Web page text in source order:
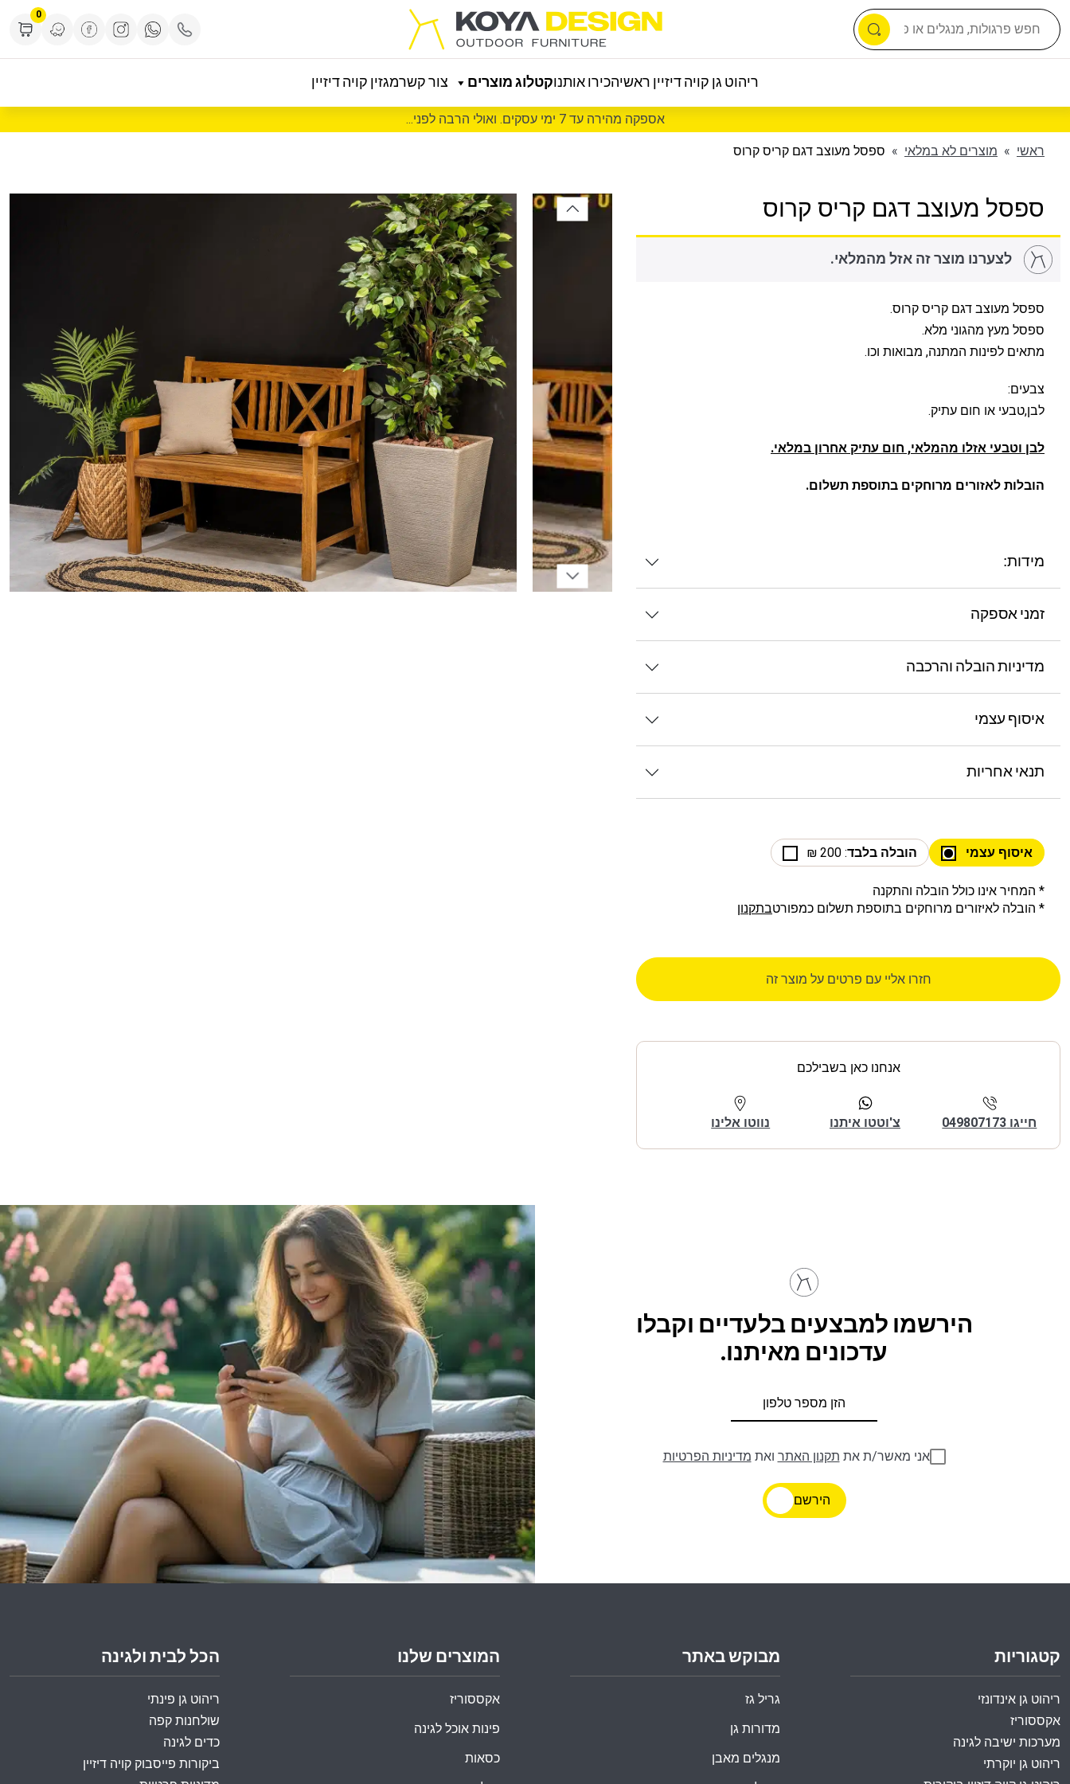
0
ריהוט גן קויה דיזיין ראשיהכירו אותנוקטלוג מוצרים צור קשרמגזין קויה דיזיין
אספקה מהירה עד 7 ימי עסקים. ואולי הרבה לפני...
ראשי » מוצרים לא במלאי » ספסל מעוצב דגם קריס קרוס
ספסל מעוצב דגם קריס קרוס
לצערנו מוצר זה אזל מהמלאי.
ספסל מעוצב דגם קריס קרוס.
ספסל מעץ מהגוני מלא.
מתאים לפינות המתנה, מבואות וכו.
צבעים:
לבן,טבעי או חום עתיק.
לבן וטבעי אזלו מהמלאי, חום עתיק אחרון במלאי.
הובלות לאזורים מרוחקים בתוספת תשלום.
מידות:
זמני אספקה
מדיניות הובלה והרכבה
איסוף עצמי
תנאי אחריות
איסוף עצמי הובלה בלבד: 200 ₪
* המחיר אינו כולל הובלה והתקנה
* הובלה לאיזורים מרוחקים בתוספת תשלום כמפורטבתקנון
חזרו אליי עם פרטים על מוצר זה
אנחנו כאן בשבילכם
חייגו 049807173 צ'וטטו איתנו נווטו אלינו
הירשמו למבצעים בלעדיים וקבלו
עדכונים מאיתנו.
אני מאשר/ת את תקנון האתר ואת מדיניות הפרטיות
הירשם
הכל לבית ולגינה
ריהוט גן פינתי
שולחנות קפה
כדים לגינה
ביקורות פייסבוק קויה דיזיין
המוצרים שלנו
אקססוריז
פינות אוכל לגינה
כסאות
מבוקש באתר
גריל גז
מדורות גן
מנגלים מאבן
קטגוריות
ריהוט גן אינדונזי
אקססוריז
מערכות ישיבה לגינה
ריהוט גן יוקרתי